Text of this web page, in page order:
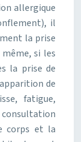
allergique
il
la prise
si les
la prise de
de
fatigue,
corps et la